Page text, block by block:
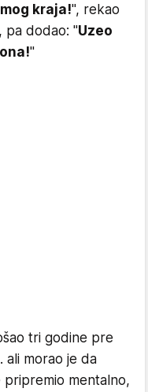
kraja!", rekao
pa dodao: "Uzeo
"
tri godine pre
ali morao je da
mentalno,